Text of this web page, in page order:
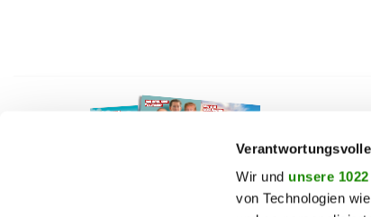
Wir und unsere
von Technologien